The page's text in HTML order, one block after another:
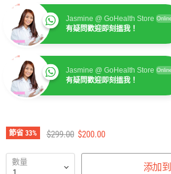
Jasmine @ GoHealth Store
有疑問歡迎即刻搵我！
Jasmine @ GoHealth Store
有疑問歡迎即刻搵我！
節省 33% 建議零售價
$299.00 售價
$200.00
數量 添加